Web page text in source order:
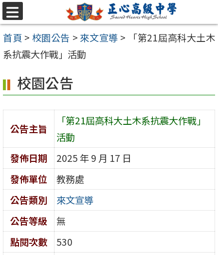
跳至主要內容區
選
單
首頁 > 校園公告 > 來文宣導 >
「第21屆高科大土木
系抗震大作戰」活動
校園公告
公告主旨
「第21屆高科大土木系抗震大作戰」
活動
發佈日期
2025 年 9 月 17 日
發佈單位
教務處
公告類別
來文宣導
公告等級
無
點閱次數
530